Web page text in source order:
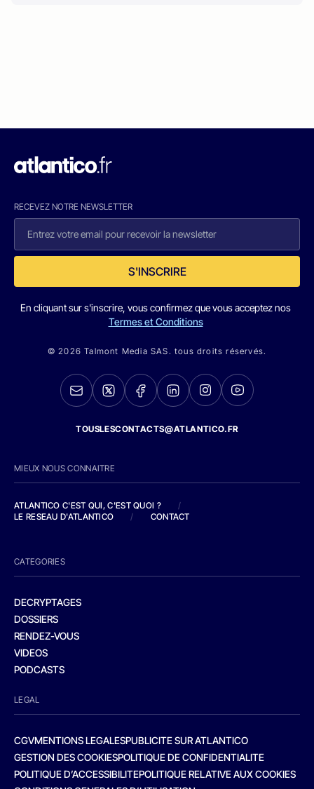
RECEVEZ NOTRE NEWSLETTER
S'INSCRIRE
En cliquant sur s'inscrire, vous confirmez que vous acceptez nos
Termes et Conditions
© 2026 Talmont Media SAS. tous droits réservés.
TOUSLESCONTACTS@ATLANTICO.FR
MIEUX NOUS CONNAITRE
ATLANTICO C'EST QUI, C'EST QUOI ?
/
LE RESEAU D'ATLANTICO
/ CONTACT
CATEGORIES
DECRYPTAGES
DOSSIERS
RENDEZ-VOUS
VIDEOS
PODCASTS
LEGAL
CGVMENTIONS LEGALESPUBLICITE SUR ATLANTICO
GESTION DES COOKIESPOLITIQUE DE CONFIDENTIALITE
POLITIQUE D’ACCESSIBILITEPOLITIQUE RELATIVE AUX COOKIES